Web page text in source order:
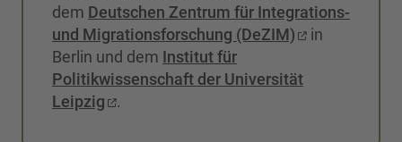
dem Deutschen Zentrum für Integrations-
und Migrationsforschung (DeZIM)
in
Berlin und dem Institut für
Politikwissenschaft der Universität
Leipzig
.